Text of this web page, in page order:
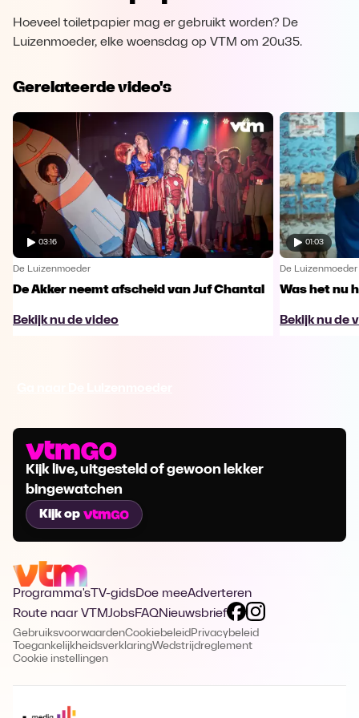
Hoeveel toiletpapier mag er gebruikt worden? De
Luizenmoeder, elke woensdag op VTM om 20u35.
Gerelateerde video's
03:16
De Luizenmoeder
De Akker neemt afscheid van Juf Chantal
Bekijk nu de video
01:03
De Luizenmoeder
Was het nu
Bekijk nu de
Kijk live, uitgesteld of gewoon lekker
bingewatchen
Kijk op
Programma's TV-gidsDoe meeAdverteren
Route naar VTMJobsFAQNieuwsbrief
GebruiksvoorwaardenCookiebeleid Privacybeleid
ToegankelijkheidsverklaringWedstrijdreglement
Cookie instellingen